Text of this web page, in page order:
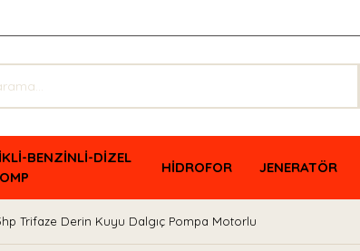
BENZİNLİ-DİZEL
HİDROFOR JENERATÖR
Trifaze Derin Kuyu Dalgıç Pompa Motorlu